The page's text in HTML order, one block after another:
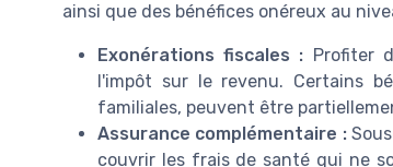
ainsi que des bénéfices onéreux au
Exonérations fiscales : Profiter
l'impôt sur le revenu. Certains
familiales, peuvent être
Assurance complémentaire :
couvrir les frais de santé qui ne